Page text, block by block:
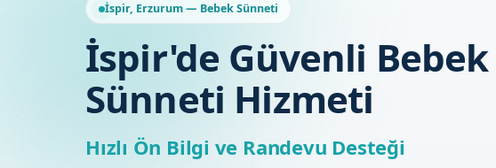
İspir, Erzurum — Bebek Sünneti
İspir'de Güvenli Bebek
Sünneti Hizmeti
Hızlı Ön Bilgi ve Randevu Desteği